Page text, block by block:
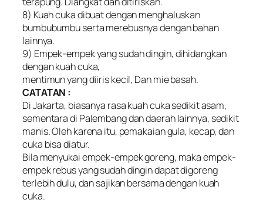
8) Kuah cuka dibuat dengan menghaluskan
bumbubumbu serta merebusnya dengan bahan
lainnya.
9) Empek-empek yang sudah dingin, dihidangkan
dengan kuah cuka,
mentimun yang diiris kecil, Dan mie basah.
CATATAN :
Di Jakarta, biasanya rasa kuah cuka sedikit asam,
sementara di Palembang dan daerah lainnya, sedikit
manis. Oleh karena itu, pemakaian gula, kecap, dan
cuka bisa diatur.
Bila menyukai empek-empek goreng, maka empek-
empek rebus yang sudah dingin dapat digoreng
terlebih dulu, dan sajikan bersama dengan kuah
cuka.